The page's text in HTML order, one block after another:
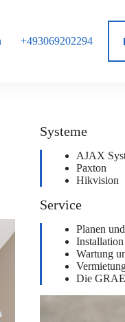
Blog
+493069202294
Systeme
AJAX
Paxton
Hikvision
Service
Planen
Wartung
Die